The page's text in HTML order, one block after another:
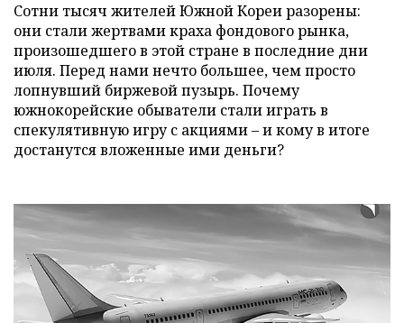
Сотни тысяч жителей Южной Кореи разорены:
они стали жертвами краха фондового рынка,
произошедшего в этой стране в последние дни
июля. Перед нами нечто большее, чем просто
лопнувший биржевой пузырь. Почему
южнокорейские обыватели стали играть в
спекулятивную игру с акциями – и кому в итоге
достанутся вложенные ими деньги?